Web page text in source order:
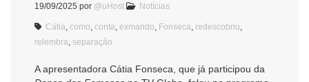
19/09/2025 por @uHost Notícias
Cátia como conta exmarido Fonseca redescobriu
relembra separação
A apresentadora Cátia Fonseca, que já participou da